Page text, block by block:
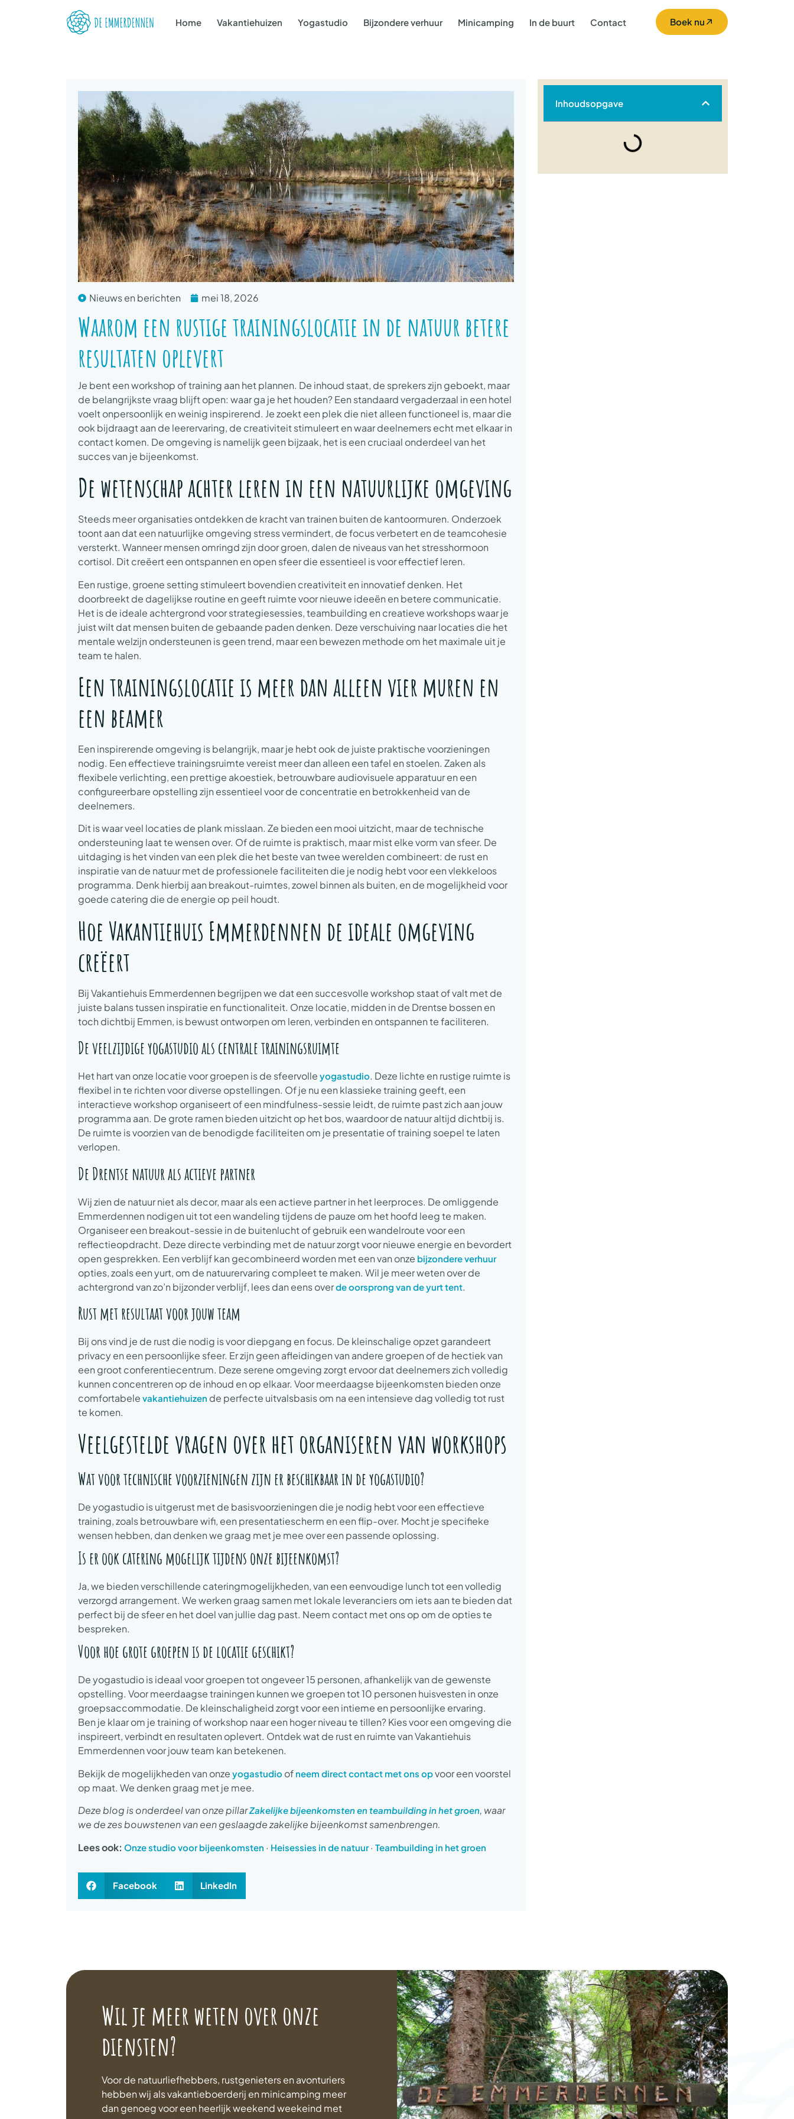
Home Vakantiehuizen Yogastudio Bijzondere verhuur Minicamping In de buurt Contact Boek nu
Nieuws en berichten mei 18, 2026
Waarom een rustige trainingslocatie in de natuur betere
resultaten oplevert
Je bent een workshop of training aan het plannen. De inhoud staat, de sprekers zijn geboekt, maar
de belangrijkste vraag blijft open: waar ga je het houden? Een standaard vergaderzaal in een hotel
voelt onpersoonlijk en weinig inspirerend. Je zoekt een plek die niet alleen functioneel is, maar die
ook bijdraagt aan de leerervaring, de creativiteit stimuleert en waar deelnemers echt met elkaar in
contact komen. De omgeving is namelijk geen bijzaak, het is een cruciaal onderdeel van het
succes van je bijeenkomst.
De wetenschap achter leren in een natuurlijke omgeving
Steeds meer organisaties ontdekken de kracht van trainen buiten de kantoormuren. Onderzoek
toont aan dat een natuurlijke omgeving stress vermindert, de focus verbetert en de teamcohesie
versterkt. Wanneer mensen omringd zijn door groen, dalen de niveaus van het stresshormoon
cortisol. Dit creëert een ontspannen en open sfeer die essentieel is voor effectief leren.
Een rustige, groene setting stimuleert bovendien creativiteit en innovatief denken. Het
doorbreekt de dagelijkse routine en geeft ruimte voor nieuwe ideeën en betere communicatie.
Het is de ideale achtergrond voor strategiesessies, teambuilding en creatieve workshops waar je
juist wilt dat mensen buiten de gebaande paden denken. Deze verschuiving naar locaties die het
mentale welzijn ondersteunen is geen trend, maar een bewezen methode om het maximale uit je
team te halen.
Een trainingslocatie is meer dan alleen vier muren en
een beamer
Een inspirerende omgeving is belangrijk, maar je hebt ook de juiste praktische voorzieningen
nodig. Een effectieve trainingsruimte vereist meer dan alleen een tafel en stoelen. Zaken als
flexibele verlichting, een prettige akoestiek, betrouwbare audiovisuele apparatuur en een
configureerbare opstelling zijn essentieel voor de concentratie en betrokkenheid van de
deelnemers.
Dit is waar veel locaties de plank misslaan. Ze bieden een mooi uitzicht, maar de technische
ondersteuning laat te wensen over. Of de ruimte is praktisch, maar mist elke vorm van sfeer. De
uitdaging is het vinden van een plek die het beste van twee werelden combineert: de rust en
inspiratie van de natuur met de professionele faciliteiten die je nodig hebt voor een vlekkeloos
programma. Denk hierbij aan breakout-ruimtes, zowel binnen als buiten, en de mogelijkheid voor
goede catering die de energie op peil houdt.
Hoe Vakantiehuis Emmerdennen de ideale omgeving
creëert
Bij Vakantiehuis Emmerdennen begrijpen we dat een succesvolle workshop staat of valt met de
juiste balans tussen inspiratie en functionaliteit. Onze locatie, midden in de Drentse bossen en
toch dichtbij Emmen, is bewust ontworpen om leren, verbinden en ontspannen te faciliteren.
De veelzijdige yogastudio als centrale trainingsruimte
Het hart van onze locatie voor groepen is de sfeervolle yogastudio. Deze lichte en rustige ruimte is
flexibel in te richten voor diverse opstellingen. Of je nu een klassieke training geeft, een
interactieve workshop organiseert of een mindfulness-sessie leidt, de ruimte past zich aan jouw
programma aan. De grote ramen bieden uitzicht op het bos, waardoor de natuur altijd dichtbij is.
De ruimte is voorzien van de benodigde faciliteiten om je presentatie of training soepel te laten
verlopen.
De Drentse natuur als actieve partner
Wij zien de natuur niet als decor, maar als een actieve partner in het leerproces. De omliggende
Emmerdennen nodigen uit tot een wandeling tijdens de pauze om het hoofd leeg te maken.
Organiseer een breakout-sessie in de buitenlucht of gebruik een wandelroute voor een
reflectieopdracht. Deze directe verbinding met de natuur zorgt voor nieuwe energie en bevordert
open gesprekken. Een verblijf kan gecombineerd worden met een van onze bijzondere verhuur
opties, zoals een yurt, om de natuurervaring compleet te maken. Wil je meer weten over de
achtergrond van zo’n bijzonder verblijf, lees dan eens overde oorsprong van de yurt tent.
Rust met resultaat voor jouw team
Bij ons vind je de rust die nodig is voor diepgang en focus. De kleinschalige opzet garandeert
privacy en een persoonlijke sfeer. Er zijn geen afleidingen van andere groepen of de hectiek van
een groot conferentiecentrum. Deze serene omgeving zorgt ervoor dat deelnemers zich volledig
kunnen concentreren op de inhoud en op elkaar. Voor meerdaagse bijeenkomsten bieden onze
comfortabele vakantiehuizen de perfecte uitvalsbasis om na een intensieve dag volledig tot rust
te komen.
Veelgestelde vragen over het organiseren van workshops
Wat voor technische voorzieningen zijn er beschikbaar in de yogastudio?
De yogastudio is uitgerust met de basisvoorzieningen die je nodig hebt voor een effectieve
training, zoals betrouwbare wifi, een presentatiescherm en een flip-over. Mocht je specifieke
wensen hebben, dan denken we graag met je mee over een passende oplossing.
Is er ook catering mogelijk tijdens onze bijeenkomst?
Ja, we bieden verschillende cateringmogelijkheden, van een eenvoudige lunch tot een volledig
verzorgd arrangement. We werken graag samen met lokale leveranciers om iets aan te bieden dat
perfect bij de sfeer en het doel van jullie dag past. Neem contact met ons op om de opties te
bespreken.
Voor hoe grote groepen is de locatie geschikt?
De yogastudio is ideaal voor groepen tot ongeveer 15 personen, afhankelijk van de gewenste
opstelling. Voor meerdaagse trainingen kunnen we groepen tot 10 personen huisvesten in onze
groepsaccommodatie. De kleinschaligheid zorgt voor een intieme en persoonlijke ervaring.
Ben je klaar om je training of workshop naar een hoger niveau te tillen? Kies voor een omgeving die
inspireert, verbindt en resultaten oplevert. Ontdek wat de rust en ruimte van Vakantiehuis
Emmerdennen voor jouw team kan betekenen.
Bekijk de mogelijkheden van onze yogastudio of neem direct contact met ons opvoor een voorstel
op maat. We denken graag met je mee.
Deze blog is onderdeel van onze pillarZakelijke bijeenkomsten en teambuilding in het groen, waar
we de zes bouwstenen van een geslaagde zakelijke bijeenkomst samenbrengen.
Lees ook: Onze studio voor bijeenkomsten · Heisessies in de natuur· Teambuilding in het groen
Facebook LinkedIn
Inhoudsopgave
Wil je meer weten over onze
diensten?
Voor de natuurliefhebbers, rustgenieters en avonturiers
hebben wij als vakantieboerderij en minicamping meer
dan genoeg voor een heerlijk weekend weekeind met